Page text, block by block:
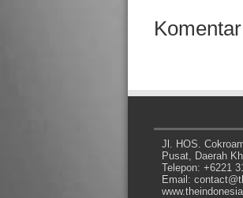
Komentar
Jl. HOS.
Pusat, Daerah
Telepon: +6221
Email: